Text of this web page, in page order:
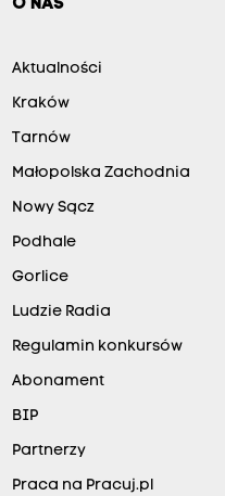
O NAS
Aktualności
Kraków
Tarnów
Małopolska Zachodnia
Nowy Sącz
Podhale
Gorlice
Ludzie Radia
Regulamin konkursów
Abonament
BIP
Partnerzy
Praca na Pracuj.pl